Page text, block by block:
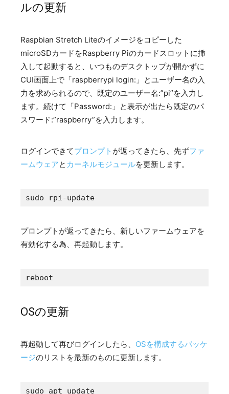
ルの更新
Raspbian Stretch Liteのイメージをコピーした
microSDカードをRaspberry Piのカードスロットに挿
入して起動すると、いつものデスクトップが開かずに
CUI画面上で「raspberrypi login:」とユーザー名の入
力を求められるので、既定のユーザー名:”pi”を入力し
ます。続けて「Password:」と表示が出たら既定のパ
スワード:”raspberry”を入力します。
ログインできてプロンプト が返ってきたら、先ずファ
ームウェアと カーネルモジュールを更新します。
sudo rpi-update
プロンプトが返ってきたら、新しいファームウェアを
有効化する為、再起動します。
reboot
OSの更新
再起動して再びログインしたら、 OSを構成するパッケ
ージのリストを最新のものに更新します。
sudo apt update